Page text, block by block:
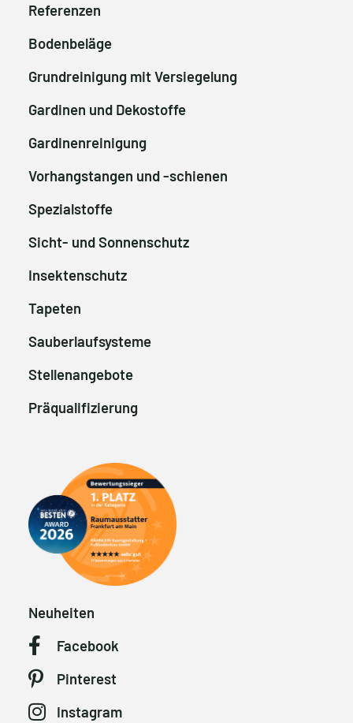
Referenzen
Bodenbeläge
Grundreinigung mit Versiegelung
Gardinen und Dekostoffe
Gardinenreinigung
Vorhangstangen und -schienen
Spezialstoffe
Sicht- und Sonnenschutz
Insektenschutz
Tapeten
Sauberlaufsysteme
Stellenangebote
Präqualifizierung
Neuheiten
Facebook
Pinterest
Instagram